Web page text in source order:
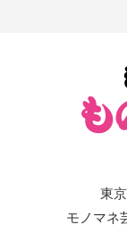
東
モノマネ